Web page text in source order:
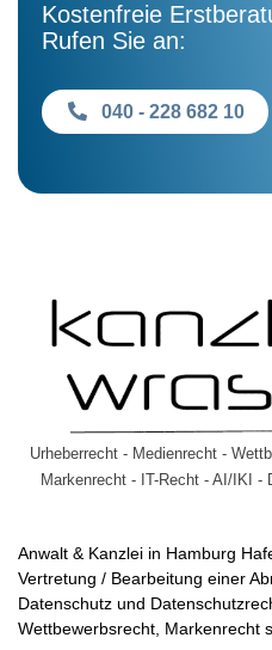
Kostenfreie
Rufen Sie an:
040 - 228 682 10
Urheberrecht - Medienrecht -
Markenrecht - IT-Recht - AI/IKI -
Anwalt & Kanzlei in Hamburg
Vertretung / Bearbeitung einer
Datenschutz und
Wettbewerbsrecht, Markenrecht